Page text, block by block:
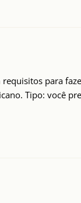
requisitos para
Tipo: você